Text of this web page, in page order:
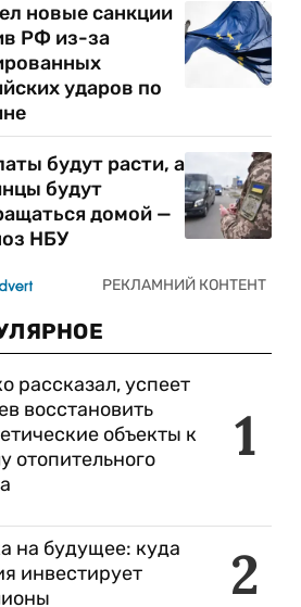
новые санкции
РФ из-за
ударов по
будут расти, а
будут
домой —
НБУ
1
рассказал, успеет
восстановить
объекты к
отопительного
2
на будущее: куда
инвестирует